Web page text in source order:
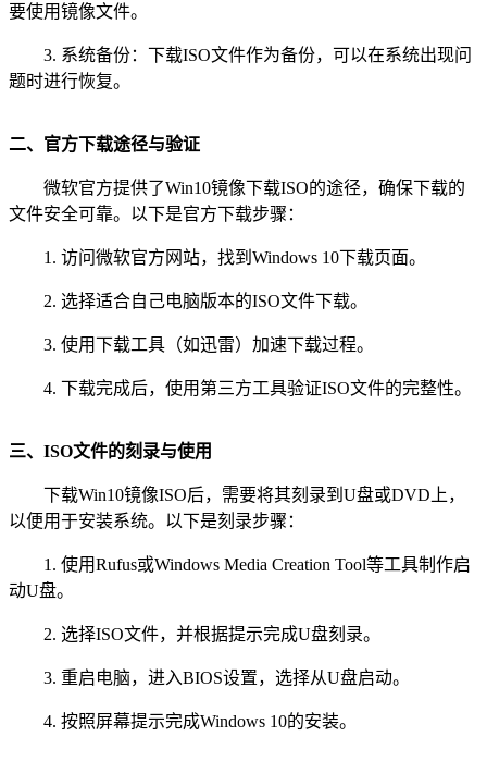
要使用镜像文件。
3. 系统备份：下载ISO文件作为备份，可以在系统出现问
题时进行恢复。
二、官方下载途径与验证
微软官方提供了Win10镜像下载ISO的途径，确保下载的
文件安全可靠。以下是官方下载步骤：
1. 访问微软官方网站，找到Windows 10下载页面。
2. 选择适合自己电脑版本的ISO文件下载。
3. 使用下载工具（如迅雷）加速下载过程。
4. 下载完成后，使用第三方工具验证ISO文件的完整性。
三、ISO文件的刻录与使用
下载Win10镜像ISO后，需要将其刻录到U盘或DVD上，
以便用于安装系统。以下是刻录步骤：
1. 使用Rufus或Windows Media Creation Tool等工具制作启
动U盘。
2. 选择ISO文件，并根据提示完成U盘刻录。
3. 重启电脑，进入BIOS设置，选择从U盘启动。
4. 按照屏幕提示完成Windows 10的安装。